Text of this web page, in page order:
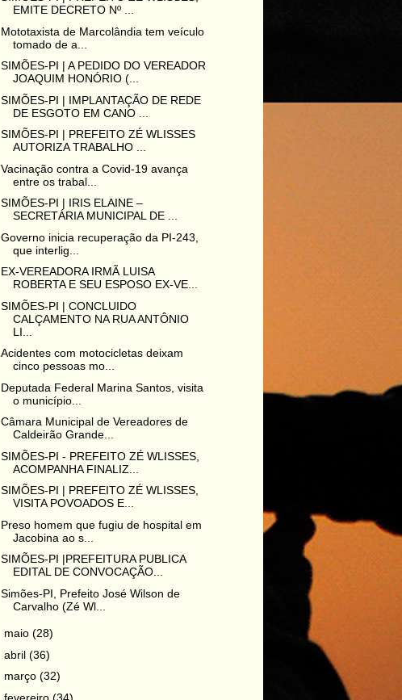
EMITE DECRETO Nº ...
Mototaxista de Marcolândia tem veículo
tomado de a...
SIMÕES-PI | A PEDIDO DO VEREADOR
JOAQUIM HONÓRIO (...
SIMÕES-PI | IMPLANTAÇÃO DE REDE
DE ESGOTO EM CANO ...
SIMÕES-PI | PREFEITO ZÉ WLISSES
AUTORIZA TRABALHO ...
Vacinação contra a Covid-19 avança
entre os trabal...
SIMÕES-PI | IRIS ELAINE –
SECRETÁRIA MUNICIPAL DE ...
Governo inicia recuperação da PI-243,
que interlig...
EX-VEREADORA IRMÃ LUISA
ROBERTA E SEU ESPOSO EX-VE...
SIMÕES-PI | CONCLUIDO
CALÇAMENTO NA RUA ANTÔNIO
LI...
Acidentes com motocicletas deixam
cinco pessoas mo...
Deputada Federal Marina Santos, visita
o município...
Câmara Municipal de Vereadores de
Caldeirão Grande...
SIMÕES-PI - PREFEITO ZÉ WLISSES,
ACOMPANHA FINALIZ...
SIMÕES-PI | PREFEITO ZÉ WLISSES,
VISITA POVOADOS E...
Preso homem que fugiu de hospital em
Jacobina ao s...
SIMÕES-PI |PREFEITURA PUBLICA
EDITAL DE CONVOCAÇÃO...
Simões-PI, Prefeito José Wilson de
Carvalho (Zé Wl...
maio (28)
abril (36)
março (32)
fevereiro (34)